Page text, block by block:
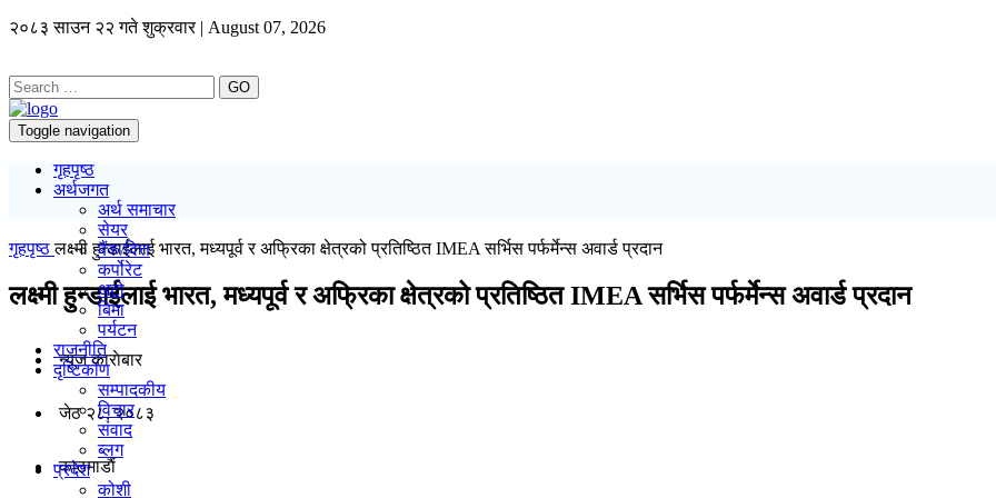
२०८३ साउन २२ गते शुक्रवार | August 07, 2026
GO
Toggle navigation
गृहपृष्ठ
अर्थजगत
अर्थ समाचार
सेयर
बैंक/वित्त
कर्पोरेट
अटो
बिमा
पर्यटन
राजनीति
दृष्टिकोण
सम्पादकीय
विचार
संवाद
ब्लग
प्रदेश
कोशी
गृहपृष्ठलक्ष्मी हुन्डाईलाई भारत, मध्यपूर्व र अफ्रिका क्षेत्रको प्रतिष्ठित IMEA सर्भिस पर्फर्मेन्स अवार्ड प्रदान
लक्ष्मी हुन्डाईलाई भारत, मध्यपूर्व र अफ्रिका क्षेत्रको प्रतिष्ठित IMEA सर्भिस पर्फर्मेन्स अवार्ड प्रदान
न्यूज काराेबार
जेठ २८, २०८३
काठमाडाैं